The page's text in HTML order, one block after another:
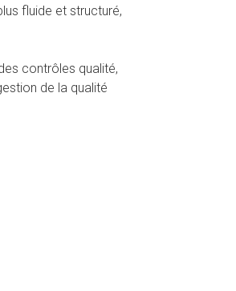
fluide et structuré,
contrôles qualité,
de la qualité